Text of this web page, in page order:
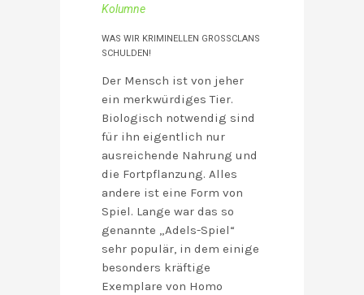
Kolumne
WAS WIR KRIMINELLEN GROSSCLANS S
CHULDEN!
Der Mensch ist von jeher
ein merkwürdiges Tier.
Biologisch notwendig sind
für ihn eigentlich nur
ausreichende Nahrung und
die Fortpflanzung. Alles
andere ist eine Form von
Spiel. Lange war das so
genannte „Adels-Spiel“
sehr populär, in dem einige
besonders kräftige
Exemplare von Homo